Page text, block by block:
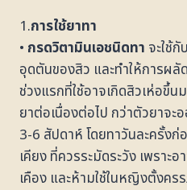
1.การใช้ยาทา
• กรดวิตามินเอชนิดทา จะใช้
อุดตันของสิว และทำให้การผลั
ช่วงแรกที่ใช้อาจเกิดสิวเห่อขึ้น
ยาต่อเนื่องต่อไป กว่าตัวยาจะ
3-6 สัปดาห์ โดยทาวันละครั้ง
เคียง ที่ควรระมัดระวัง เพราะ
เคือง และห้ามใช้ในหญิงตั้งค